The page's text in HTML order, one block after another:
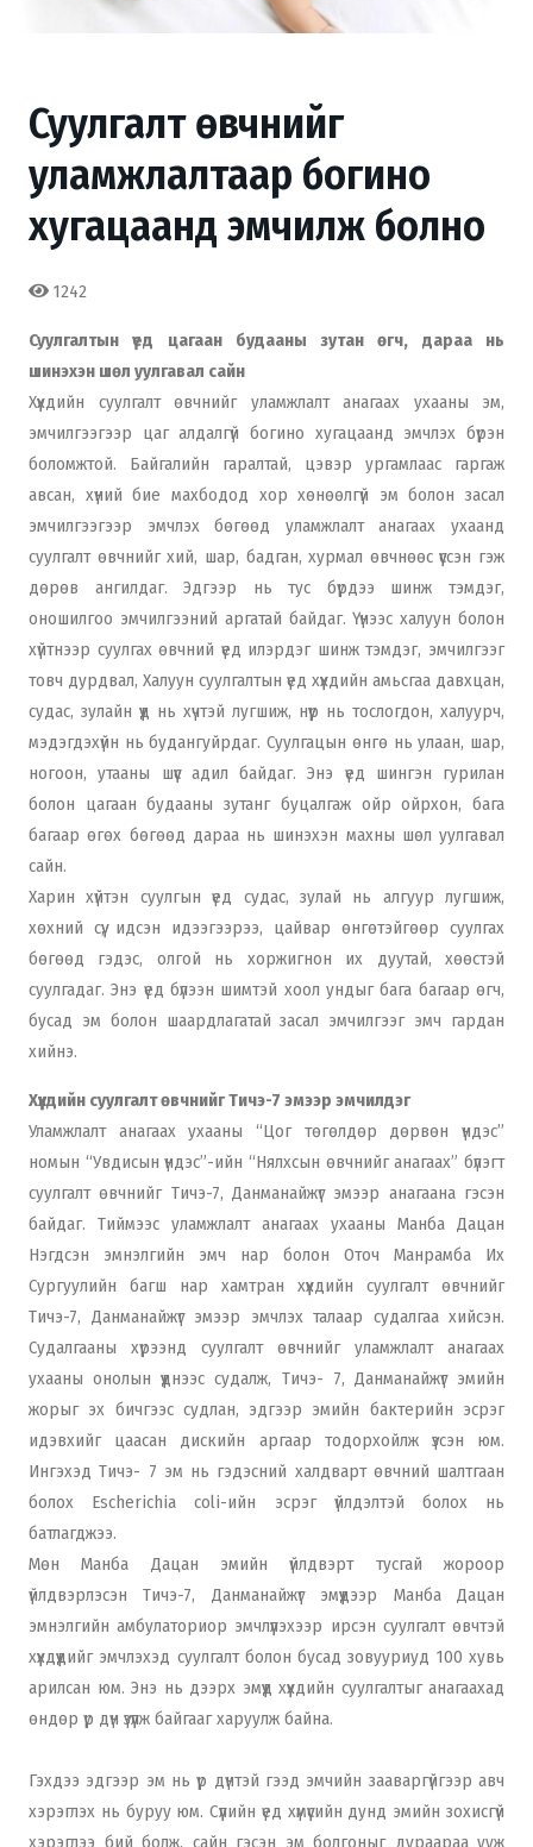
Суулгалт өвчнийг
уламжлалтаар богино
хугацаанд эмчилж болно
1242
Суулгалтын үед цагаан будааны зутан өгч, дараа нь
шинэхэн шөл уулгавал сайн
Хүүхдийн суулгалт өвчнийг уламжлалт анагаах ухааны эм,
эмчилгээгээр цаг алдалгүй богино хугацаанд эмчлэх бүрэн
боломжтой. Байгалийн гаралтай, цэвэр ургамлаас гаргаж
авсан, хүний бие махбодод хор хөнөөлгүй эм болон засал
эмчилгээгээр эмчлэх бөгөөд уламжлалт анагаах ухаанд
суулгалт өвчнийг хий, шар, бадган, хурмал өвчнөөс үүссэн гэж
дөрөв ангилдаг. Эдгээр нь тус бүрдээ шинж тэмдэг,
оношилгоо эмчилгээний аргатай байдаг. Үүнээс халуун болон
хүйтнээр суулгах өвчний үед илэрдэг шинж тэмдэг, эмчилгээг
товч дурдвал, Халуун суулгалтын үед хүүхдийн амьсгаа давхцан,
судас, зулайн үүд нь хүчтэй лугшиж, нүүр нь тослогдон, халуурч,
мэдэгдэхүйн нь будангуйрдаг. Суулгацын өнгө нь улаан, шар,
ногоон, утааны шүүс адил байдаг. Энэ үед шингэн гурилан
болон цагаан будааны зутанг буцалгаж ойр ойрхон, бага
багаар өгөх бөгөөд дараа нь шинэхэн махны шөл уулгавал
сайн.
Харин хүйтэн суулгын үед судас, зулай нь алгуур лугшиж,
хөхний сүү, идсэн идээгээрээ, цайвар өнгөтэйгөөр суулгах
бөгөөд гэдэс, олгой нь хоржигнон их дуутай, хөөстэй
суулгадаг. Энэ үед бүлээн шимтэй хоол ундыг бага багаар өгч,
бусад эм болон шаардлагатай засал эмчилгээг эмч гардан
хийнэ.
Хүүхдийн суулгалт өвчнийг Тичэ-7 эмээр эмчилдэг
Уламжлалт анагаах ухааны “Цог төгөлдөр дөрвөн үндэс”
номын “Увдисын үндэс”-ийн “Нялхсын өвчнийг анагаах” бүлэгт
суулгалт өвчнийг Тичэ-7, Данманайжүг эмээр анагаана гэсэн
байдаг. Тиймээс уламжлалт анагаах ухааны Манба Дацан
Нэгдсэн эмнэлгийн эмч нар болон Оточ Манрамба Их
Сургуулийн багш нар хамтран хүүхдийн суулгалт өвчнийг
Тичэ-7, Данманайжүг эмээр эмчлэх талаар судалгаа хийсэн.
Судалгааны хүрээнд суулгалт өвчнийг уламжлалт анагаах
ухааны онолын үүднээс судалж, Тичэ- 7, Данманайжүг эмийн
жорыг эх бичгээс судлан, эдгээр эмийн бактерийн эсрэг
идэвхийг цаасан дискийн аргаар тодорхойлж үзсэн юм.
Ингэхэд Тичэ- 7 эм нь гэдэсний халдварт өвчний шалтгаан
болох Escherichia coli-ийн эсрэг үйлдэлтэй болох нь
батлагджээ.
Мөн Манба Дацан эмийн үйлдвэрт тусгай жороор
үйлдвэрлэсэн Тичэ-7, Данманайжүг эмүүдээр Манба Дацан
эмнэлгийн амбулаториор эмчлүүлэхээр ирсэн суулгалт өвчтэй
хүүхдүүдийг эмчлэхэд суулгалт болон бусад зовууриуд 100 хувь
арилсан юм. Энэ нь дээрх эмүүд хүүхдийн суулгалтыг анагаахад
өндөр үр дүн үзүүлж байгааг харуулж байна.
Гэхдээ эдгээр эм нь үр дүнтэй гээд эмчийн зааваргүйгээр авч
хэрэглэх нь буруу юм. Сүүлийн үед хүмүүсийн дунд эмийн зохисгүй
хэрэглээ бий болж, сайн гэсэн эм болгоныг дураараа ууж